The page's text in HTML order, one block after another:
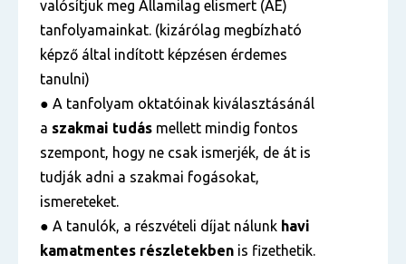
valósítjuk meg Államilag elismert (ÁE)
tanfolyamainkat. (kizárólag megbízható
képző által indított képzésen érdemes
tanulni)
● A tanfolyam oktatóinak kiválasztásánál
a szakmai tudás mellett mindig fontos
szempont, hogy ne csak ismerjék, de át is
tudják adni a szakmai fogásokat,
ismereteket.
● A tanulók, a részvételi díjat nálunk havi
kamatmentes részletekben is fizethetik.